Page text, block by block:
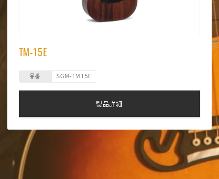
TM-15E
品番 SGM-TM15E
製品詳細